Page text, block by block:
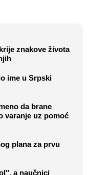
znakove života
ime u Srpski
da brane
varanje uz pomoć
plana za prvu
a naučnici